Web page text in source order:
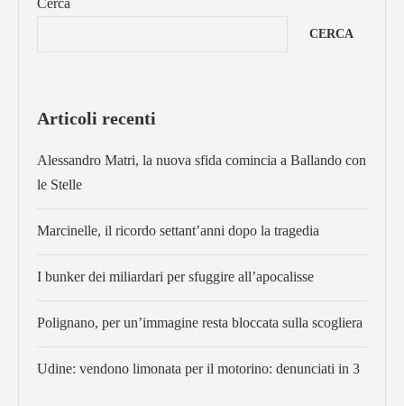
Cerca
CERCA
Articoli recenti
Alessandro Matri, la nuova sfida comincia a Ballando con
le Stelle
Marcinelle, il ricordo settant’anni dopo la tragedia
I bunker dei miliardari per sfuggire all’apocalisse
Polignano, per un’immagine resta bloccata sulla scogliera
Udine: vendono limonata per il motorino: denunciati in 3